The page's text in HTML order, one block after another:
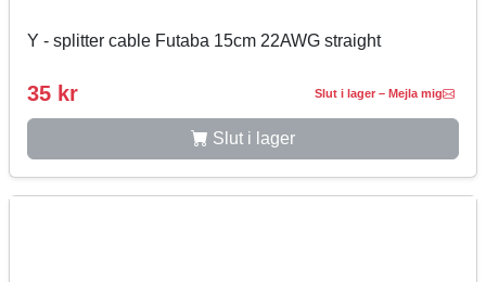
Y - splitter cable Futaba 15cm 22AWG straight
35 kr Slut i lager – Mejla mig
Slut i lager